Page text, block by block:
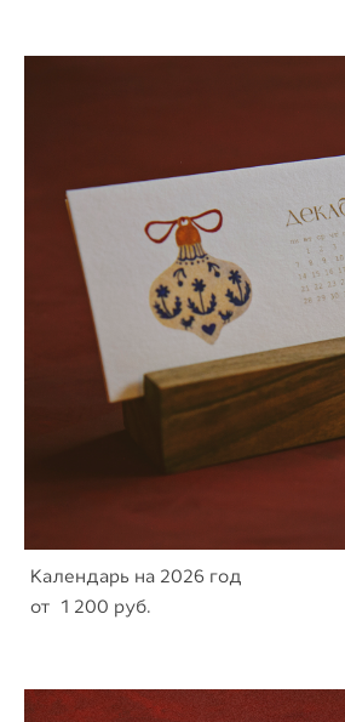
Календарь на 2026 год
от 1 200 pуб.